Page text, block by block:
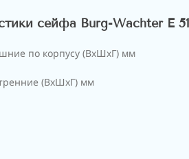
сейфа Burg-Wachter E
по корпусу (ВхШхГ) мм
(ВхШхГ) мм